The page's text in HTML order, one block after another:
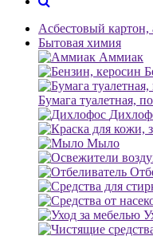
Асбестовый
Бытовая химия
Аммиак
Бумага туалетная,
Мыло